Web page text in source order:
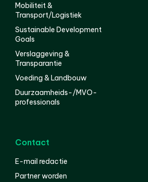
Mobiliteit &
Transport/Logistiek
Sustainable Development
Goals
Verslaggeving &
Transparantie
Voeding & Landbouw
Duurzaamheids-/MVO-
professionals
Contact
E-mail redactie
Partner worden